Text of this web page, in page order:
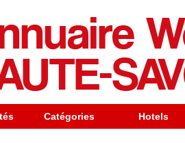
Catégories Hotels